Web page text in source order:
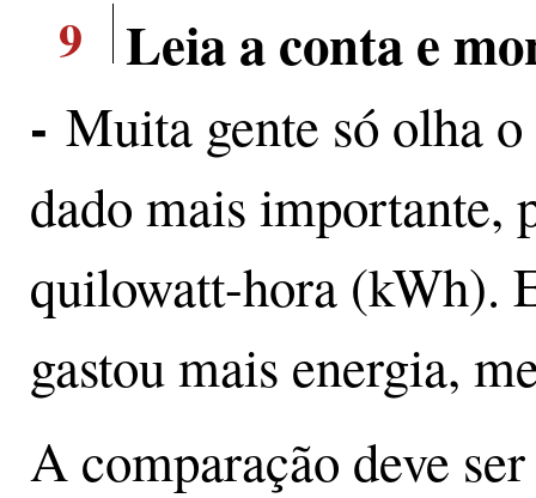
9
Leia a conta e
- Muita gente só olha
dado mais importante,
quilowatt-hora (kWh).
gastou mais energia,
A comparação deve